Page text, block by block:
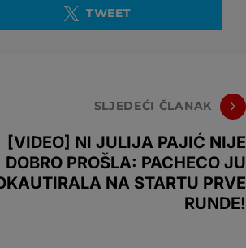
TWEET
SLJEDEĆI ČLANAK
[VIDEO] NI JULIJA PAJIĆ NIJE
DOBRO PROŠLA: PACHECO JU
NA STARTU PRVE
RUNDE!